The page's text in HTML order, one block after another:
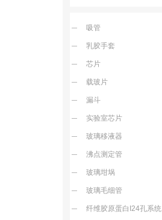
吸管
乳胶手套
芯片
载玻片
漏斗
实验室芯片
玻璃移液器
沸点测定管
玻璃坩埚
玻璃毛细管
纤维胶原蛋白I24孔系统